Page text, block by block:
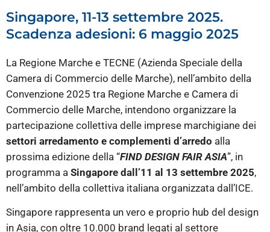
Singapore, 11-13 settembre 2025.
Scadenza adesioni: 6 maggio 2025
La Regione Marche e TECNE (Azienda Speciale della
Camera di Commercio delle Marche), nell’ambito della
Convenzione 2025 tra Regione Marche e Camera di
Commercio delle Marche, intendono organizzare la
partecipazione collettiva delle imprese marchigiane dei
settori arredamento e complementi d’arredo alla
prossima edizione della “FIND DESIGN FAIR ASIA”, in
programma a Singapore dall’11 al 13 settembre 2025,
nell’ambito della collettiva italiana organizzata dall’ICE.
Singapore rappresenta un vero e proprio hub del design
in Asia, con oltre 10.000 brand legati al settore